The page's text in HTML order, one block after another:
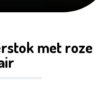
met roze